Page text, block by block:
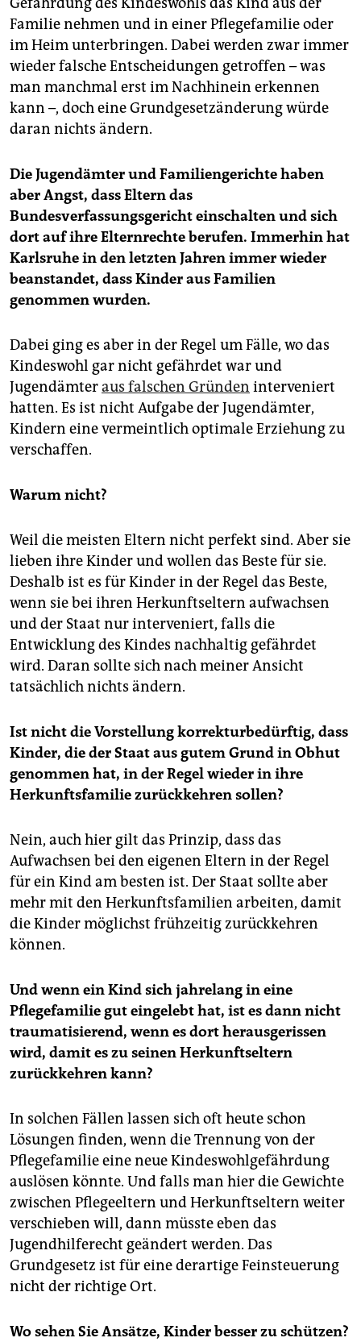
Familie nehmen und in einer Pflegefamilie oder
im Heim unterbringen. Dabei werden zwar immer
wieder falsche Entscheidungen getroffen – was
man manchmal erst im Nachhinein erkennen
kann –, doch eine Grundgesetzänderung würde
daran nichts ändern.
Die Jugendämter und Familiengerichte haben
aber Angst, dass Eltern das
Bundesverfassungsgericht einschalten und sich
dort auf ihre Elternrechte berufen. Immerhin hat
Karlsruhe in den letzten Jahren immer wieder
beanstandet, dass Kinder aus Familien
genommen wurden.
Dabei ging es aber in der Regel um Fälle, wo das
Kindeswohl gar nicht gefährdet war und
Jugendämteraus falschen Gründen interveniert
hatten. Es ist nicht Aufgabe der Jugendämter,
Kindern eine vermeintlich optimale Erziehung zu
verschaffen.
Warum nicht?
Weil die meisten Eltern nicht perfekt sind. Aber sie
lieben ihre Kinder und wollen das Beste für sie.
Deshalb ist es für Kinder in der Regel das Beste,
wenn sie bei ihren Herkunftseltern aufwachsen
und der Staat nur interveniert, falls die
Entwicklung des Kindes nachhaltig gefährdet
wird. Daran sollte sich nach meiner Ansicht
tatsächlich nichts ändern.
Ist nicht die Vorstellung korrekturbedürftig, dass
Kinder, die der Staat aus gutem Grund in Obhut
genommen hat, in der Regel wieder in ihre
Herkunftsfamilie zurückkehren sollen?
Nein, auch hier gilt das Prinzip, dass das
Aufwachsen bei den eigenen Eltern in der Regel
für ein Kind am besten ist. Der Staat sollte aber
mehr mit den Herkunftsfamilien arbeiten, damit
die Kinder möglichst frühzeitig zurückkehren
können.
Und wenn ein Kind sich jahrelang in eine
Pflegefamilie gut eingelebt hat, ist es dann nicht
traumatisierend, wenn es dort herausgerissen
wird, damit es zu seinen Herkunfts­eltern
zurückkehren kann?
In solchen Fällen lassen sich oft heute schon
Lösungen finden, wenn die Trennung von der
Pflegefamilie eine neue Kindeswohlgefährdung
auslösen könnte. Und falls man hier die Gewichte
zwischen Pflege­eltern und Herkunftseltern weiter
verschieben will, dann müsste eben das
Jugendhilferecht geändert werden. Das
Grundgesetz ist für eine derartige Feinsteuerung
nicht der richtige Ort.
Wo sehen Sie Ansätze, Kinder besser zu schützen?